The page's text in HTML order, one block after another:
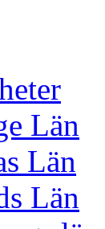
Län
Län
Län